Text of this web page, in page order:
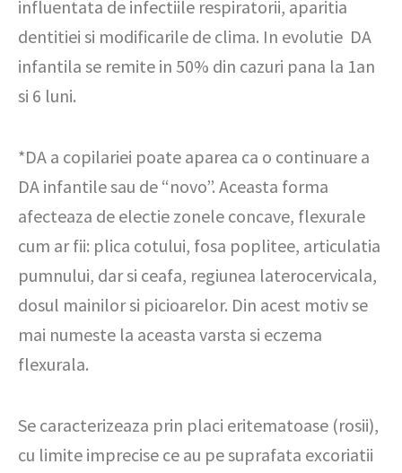
influentata de infectiile respiratorii, aparitia
dentitiei si modificarile de clima. In evolutie DA
infantila se remite in 50% din cazuri pana la 1an
si 6 luni.
*DA a copilariei poate aparea ca o continuare a
DA infantile sau de “novo”. Aceasta forma
afecteaza de electie zonele concave, flexurale
cum ar fii: plica cotului, fosa poplitee, articulatia
pumnului, dar si ceafa, regiunea laterocervicala,
dosul mainilor si picioarelor. Din acest motiv se
mai numeste la aceasta varsta si eczema
flexurala.
Se caracterizeaza prin placi eritematoase (rosii),
cu limite imprecise ce au pe suprafata excoriatii